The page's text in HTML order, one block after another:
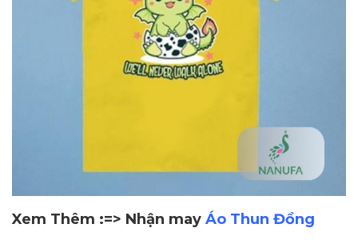
Xem Thêm :=> Nhận may Áo Thun Đồng